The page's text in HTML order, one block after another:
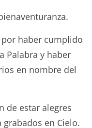
haber cumplido
Palabra y haber
en nombre del
de estar alegres
en Cielo.